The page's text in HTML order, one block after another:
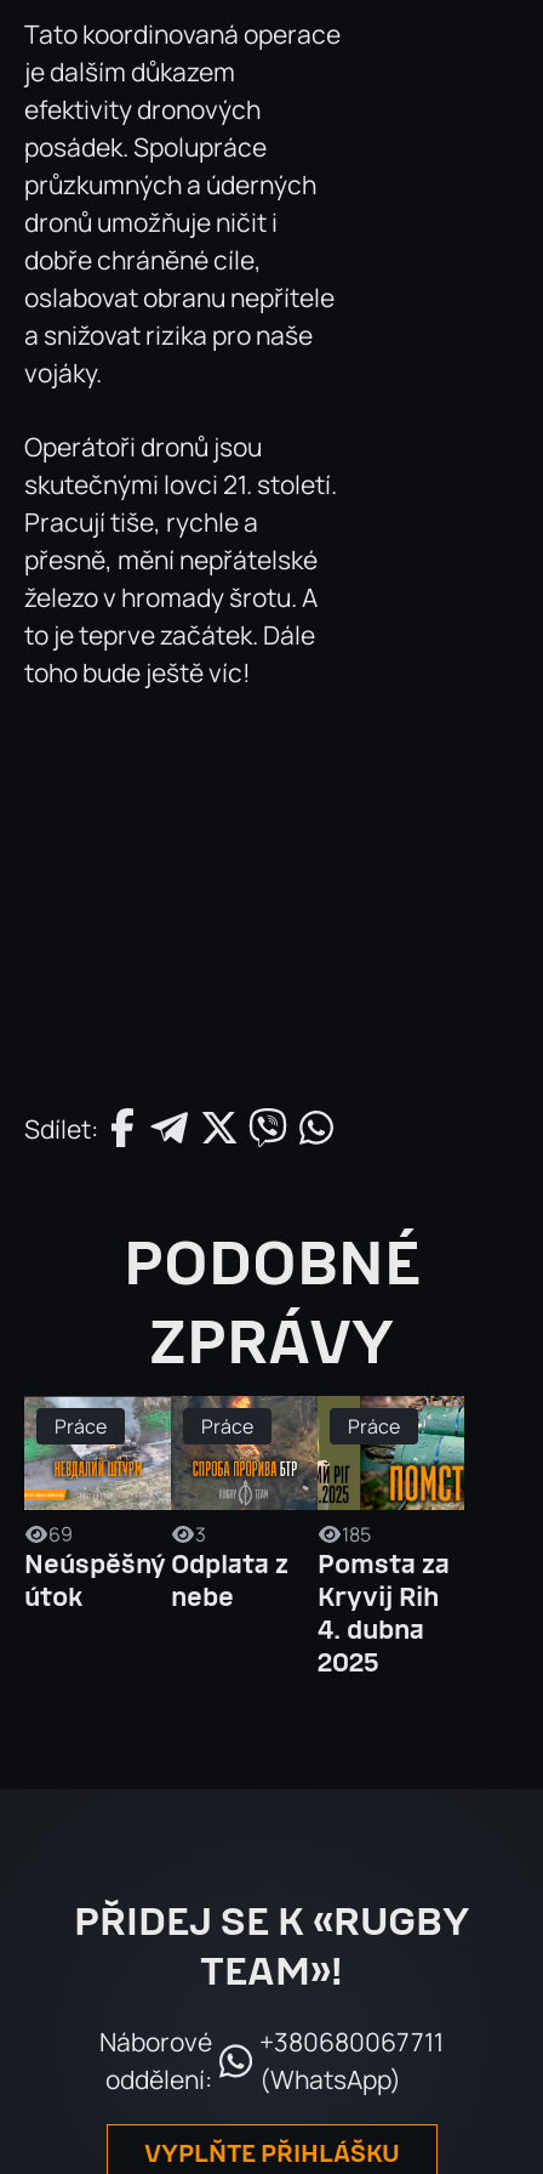
Tato koordinovaná operace
je dalším důkazem
efektivity dronových
posádek. Spolupráce
průzkumných a úderných
dronů umožňuje ničit i
dobře chráněné cíle,
oslabovat obranu nepřítele
a snižovat rizika pro naše
vojáky.
Operátoři dronů jsou
skutečnými lovci 21. století.
Pracují tiše, rychle a
přesně, mění nepřátelské
železo v hromady šrotu. A
to je teprve začátek. Dále
toho bude ještě víc!
Sdílet:
PODOBNÉ
ZPRÁVY
Práce
69
Neúspěšný
útok
Práce
3
Odplata z
nebe
Práce
185
Pomsta za
Kryvij Rih
4. dubna
2025
PŘIDEJ SE K «RUGBY
TEAM»!
Náborové
oddělení:
+380680067711
(WhatsApp)
VYPLŇTE PŘIHLÁŠKU